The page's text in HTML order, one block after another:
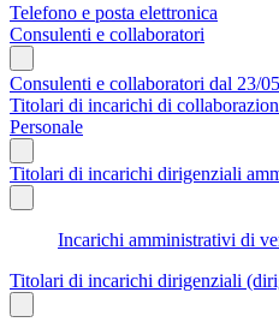
Telefono e posta elettronica
Consulenti e collaboratori
Consulenti e collaboratori dal 23/
Titolari di incarichi di
Personale
Titolari di incarichi dirigenziali
Incarichi amministrativi di
Titolari di incarichi dirigenziali